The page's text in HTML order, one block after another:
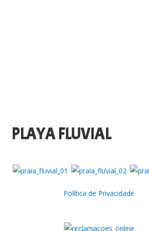
PLAYA FLUVIAL
Política de Privacidade